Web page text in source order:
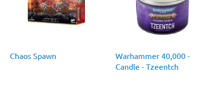
Chaos Spawn
Warhammer 40,000 -
Candle - Tzeentch